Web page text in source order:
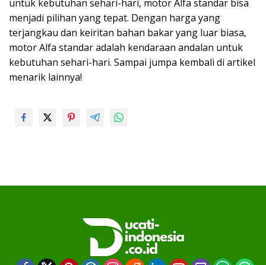
untuk kebutuhan sehari-hari, motor Alfa standar bisa
menjadi pilihan yang tepat. Dengan harga yang
terjangkau dan keiritan bahan bakar yang luar biasa,
motor Alfa standar adalah kendaraan andalan untuk
kebutuhan sehari-hari. Sampai jumpa kembali di artikel
menarik lainnya!